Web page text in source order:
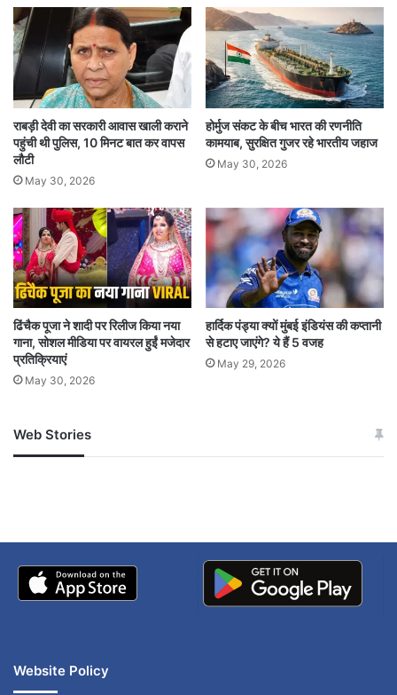
भारत ने पहला पदक 28 जुलाई को महिलाओं की 10 मीटर
एयर पिस्टल स्पर्धा में जीता था। स्टार निशानेबाज मनु भाकर
ने तीसरे स्थान पर रहकर कांस्य पदक अपने नाम किया था।
30 जुलाई को 10 मीटर एयर पिस्टल मिश्रित स्पर्धा में मनु
भाकर ने सरबजोत सिंह के साथ मिलकर कांस्य जीता। इस
ओलंपिक में यह भारत का दूसरा पदक था।भारत को तीसरा
मीटर राइफल थ्री पोजिशन में एक अगस्त को कांस्य पदक
जीता। स्वप्निल महिला या पुरुषों की 50 मीटर राइफल थ्री
राबड़ी देवी का सरकारी आवास खाली कराने
पहुंची थी पुलिस, 10 मिनट बात कर वापस
लौटी
May 30, 2026
होर्मुज संकट के बीच भारत की रणनीति
कामयाब, सुरक्षित गुजर रहे भारतीय जहाज
May 30, 2026
ढिंचैक पूजा ने शादी पर रिलीज किया नया
गाना, सोशल मीडिया पर वायरल हुईं मजेदार
प्रतिक्रियाएं
May 30, 2026
हार्दिक पंड्या क्यों मुंबई इंडियंस की कप्तानी
से हटाए जाएंगे? ये हैं 5 वजह
May 29, 2026
Web Stories
जम्मू-कश्मीर में बारिश से
अपडेट
खाई में धक्का… आरोपियों ने
Website Policy